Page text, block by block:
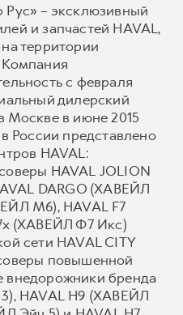
– эксклюзивный
и запчастей HAVAL,
на территории
с февраля
дилерский
Москве в июне 2015
России представлено
HAVAL:
HAVAL JOLION
DARGO (ХАВЕЙЛ
M6), HAVAL F7
(ХАВЕЙЛ Ф7 Икс)
сети HAVAL CITY
повышенной
бренда
HAVAL H9 (ХАВЕЙЛ